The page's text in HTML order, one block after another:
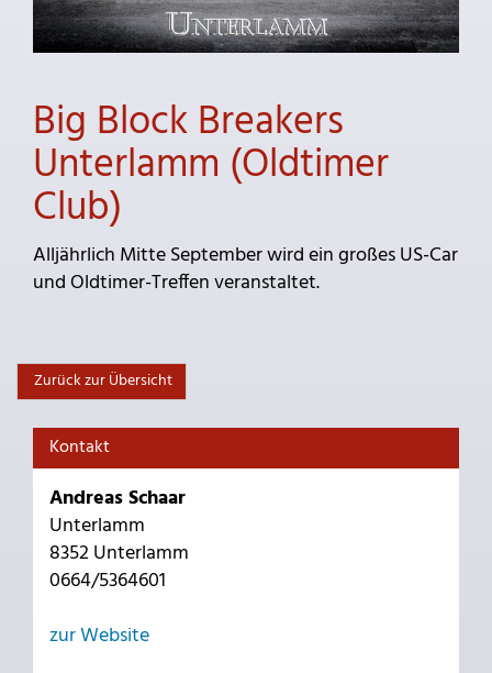
Big Block Breakers
Unterlamm (Oldtimer
Club)
Alljährlich Mitte September wird ein großes US-Car
und Oldtimer-Treffen veranstaltet.
Zurück zur Übersicht
Kontakt
Andreas Schaar
Unterlamm
8352 Unterlamm
0664/5364601
zur Website